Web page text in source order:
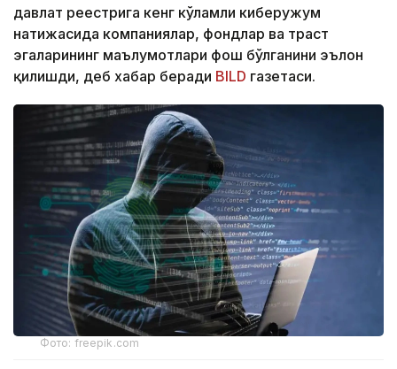
давлат реестрига кенг кўламли киберҳужум
натижасида компаниялар, фондлар ва траст
эгаларининг маълумотлари фош бўлганини эълон
қилишди, деб хабар беради BILD газетаси.
Фото: freepik.com